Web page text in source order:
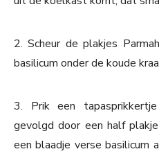
2. Scheur de plakjes
basilicum onder de koude
3. Prik een
gevolgd door een half
een blaadje verse